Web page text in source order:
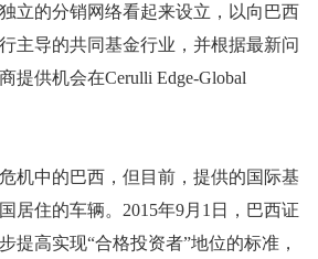
立的分销网络看起来设立，以向巴西
主导的共同基金行业，并根据最新问
提供机会在Cerulli Edge-Global
机中的巴西，但目前，提供的国际基
居住的车辆。2015年9月1日，巴西证
提高实现“合格投资者”地位的标准，